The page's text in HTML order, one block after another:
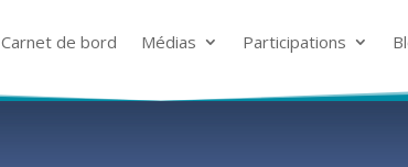
Carnet de bord Médias Participations
Carnet de bord Médias Participations